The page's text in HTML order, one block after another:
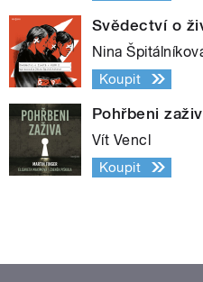
Svědectví o
Nina
Koupit
Pohřbeni
Vít Vencl
Koupit